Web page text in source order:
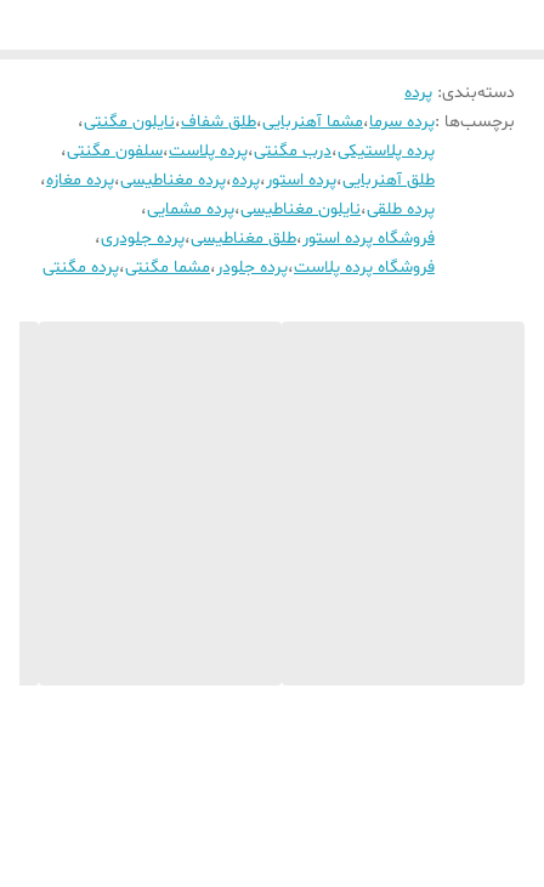
دسته‌بندی: پرده
برچسب‌ها :پرده سرما،مشما آهنربایی،طلق شفاف،نایلون مگنتی،
پرده پلاستیکی،درب مگنتی،پرده پلاست،سلفون مگنتی،
طلق آهنربایی،پرده استور،پرده،پرده مغناطیسی،پرده مغازه،
پرده طلقی،نایلون مغناطیسی،پرده مشمایی،
فروشگاه پرده استور،طلق مغناطیسی،پرده جلودری،
فروشگاه پرده پلاست،پرده جلودر،مشما مگنتی،پرده مگنتی